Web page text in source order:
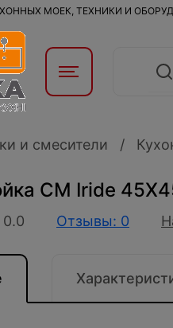
МОЕК, ТЕХНИКИ И
и смесители
CM Iride
0.0 Отзывы: 0